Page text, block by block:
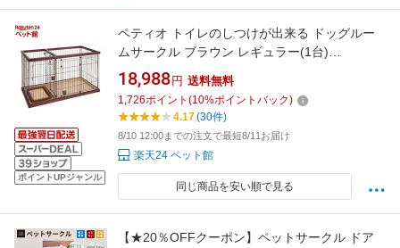
ポイントUPジャンル
ペティオ トイレのしつけが出来る ドッグルー
ムサークル ブラウン レギュラー(1台)
【d_petio】【ペティオ(Petio)】
18,988 円 送料無料
1,726ポイント (10%ポイントバック)
4.17(30件)
8/10 12:00までの注文で最短8/11お届け
楽天24 ペット館
同じ商品を安い順で見る
【★20％OFFクーポン】ペットサークル ドア